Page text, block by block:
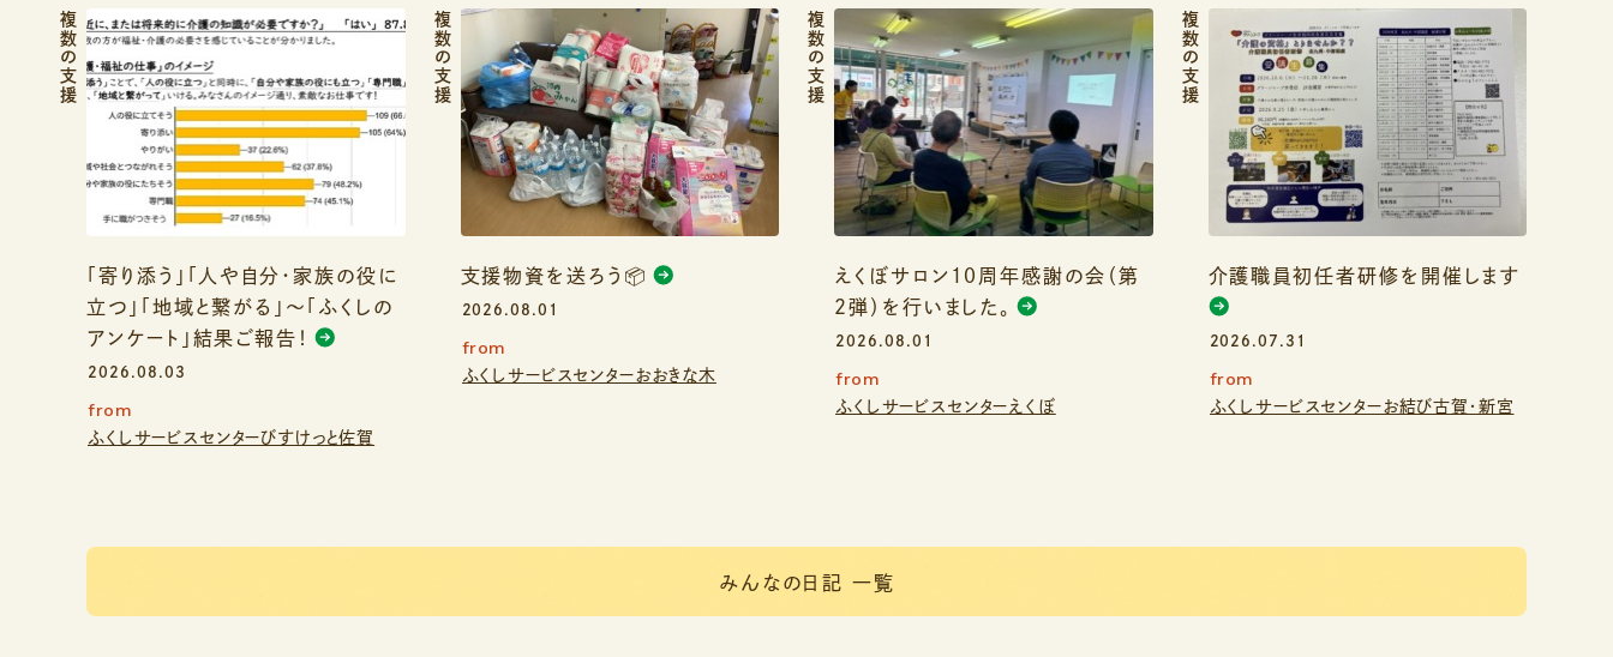
「寄り添う」「人や自分・家族の役に
立つ」「地域と繋がる」～「ふくしの
アンケート」結果ご報告！
2026.08.03
from
ふくしサービスセンターびすけっと佐賀
複数の支援
支援物資を送ろう📦
2026.08.01
from
ふくしサービスセンターおおきな木
複数の支援
えくぼサロン１０周年感謝の会（第
２弾）を行いました。
2026.08.01
from
ふくしサービスセンターえくぼ
複数の支援
介護職員初任者研修を開催します
2026.07.31
from
ふくしサービスセンターお結び古賀・新宮
複数の支援
みんなの日記 一覧